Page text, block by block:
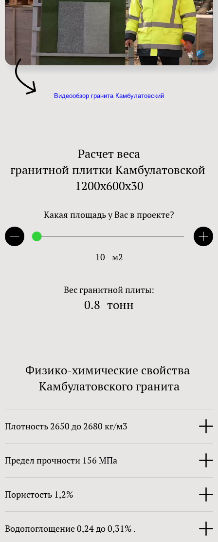
Видеообзор гранита Камбулатовский
Расчет веса
гранитной плитки Камбулатовской
1200х600х30
Какая площадь у Вас в проекте?
10 м2
Вес гранитной плиты:
0.8 тонн
Физико-химические свойства
Камбулатовского гранита
Плотность 2650 до 2680 кг/м3
Предел прочности 156 МПа
Пористость 1,2%
Водопоглощение 0,24 до 0,31% .